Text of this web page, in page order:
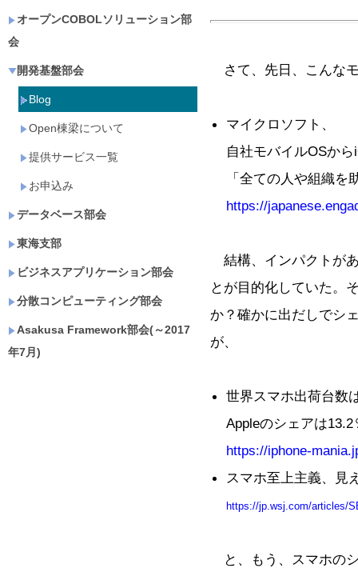
オープンCOBOLソリューション部
会
開発基盤部会
Blog
Open棟梁について
提供サービス一覧
お申込み
データベース部会
東海支部
ビジネスアプリケーション部会
分散コンピューティング部会
Asakusa Framework部会(～2017
年7月)
さて、先日、こんな
マイクロソフト、
自社モバイルOSか
「全ての人や組織
https://
結構、インパクトが
とが目的化していた。
か？確かに出だしでシ
が、
世界スマホ出荷台数
Appleのシェアは
https://iphone-
スマホ至上主義、見
https://jp.wsj.com/articles/
と、もう、スマホの